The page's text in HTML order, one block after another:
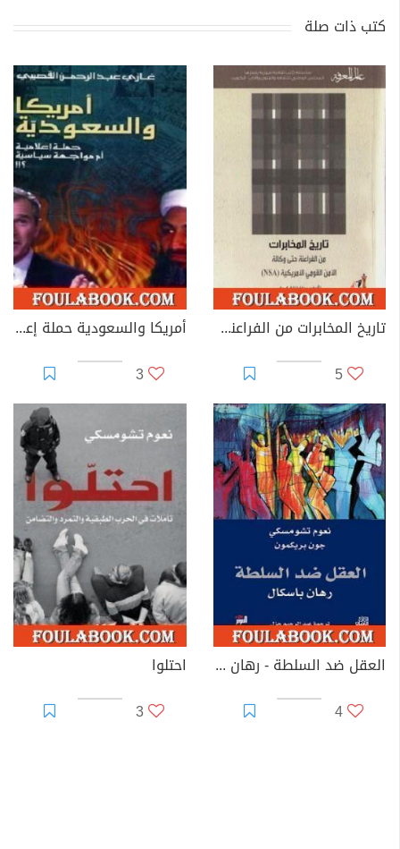
كتب ذات صلة
تاريخ المخابرات من الفراعنة حتى وكالة الأمن القومي الأمريكية( NSA)
5
أمريكا والسعودية حملة إعلامية أم مواجهة سياسية
3
العقل ضد السلطة - رهان باسكال
4
احتلوا
3